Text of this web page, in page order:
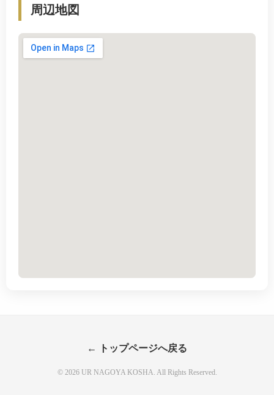
周辺地図
← トップページへ戻る
© 2026 UR NAGOYA KOSHA. All Rights Reserved.